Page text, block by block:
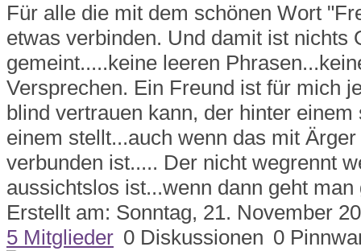
Für alle die mit dem schönen Wort
etwas verbinden. Und damit ist nichts
gemeint.....keine leeren
Versprechen. Ein Freund ist für mich
blind vertrauen kann, der hinter
einem stellt...auch wenn das mit
verbunden ist..... Der nicht wegrennt
aussichtslos ist...wenn dann geht
Erstellt am: Sonntag, 21. November
5 Mitglieder 0 Diskussionen 0